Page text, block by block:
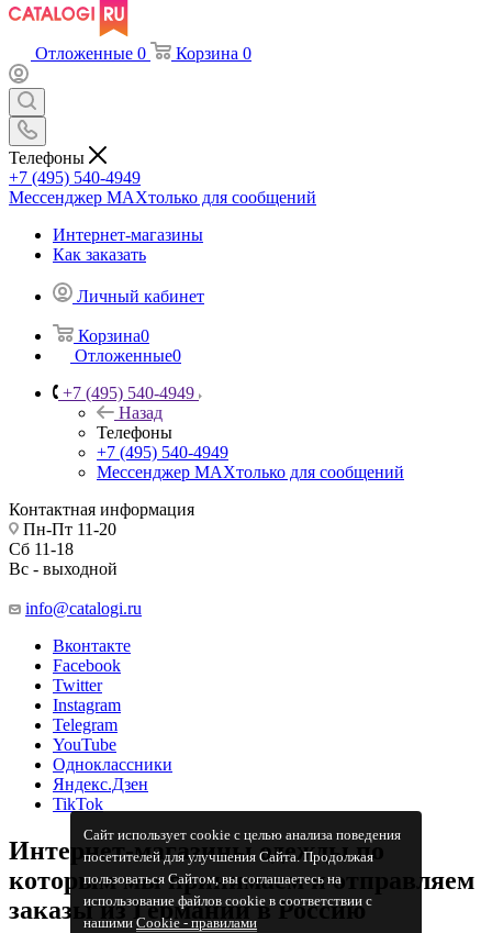
Сайт использует cookie с целью анализа поведения
посетителей для улучшения Сайта. Продолжая
пользоваться Сайтом, вы соглашаетесь на
использование файлов cookie в соответствии с
нашимиCookiе - правилами
Отложенные 0 Корзина 0
Телефоны
+7 (495) 540-4949
Мессенджер МАХтолько для сообщений
Интернет-магазины
Как заказать
Личный кабинет
Корзина0
Отложенные0
+7 (495) 540-4949
Назад
Телефоны
+7 (495) 540-4949
Мессенджер МАХтолько для сообщений
Контактная информация
Пн-Пт 11-20
Сб 11-18
Вс - выходной
info@catalogi.ru
Вконтакте
Facebook
Twitter
Instagram
Telegram
YouTube
Одноклассники
Яндекс.Дзен
TikTok
Интернет-магазины одежды по
которым мы принимаем и отправляем
заказы из Германии в Россию